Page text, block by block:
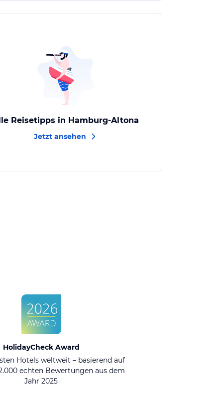
Reisetipps in Hamburg-Altona
Jetzt ansehen
HolidayCheck Award
Hotels weltweit – basierend auf
echten Bewertungen aus dem
Jahr 2025